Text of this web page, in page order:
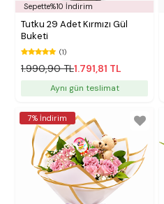
Sepette%10 İndirim
Tutku 29 Adet Kırmızı Gül
Buketi
(1)
1.990,90 TL1.791,81 TL
Aynı gün teslimat
7% İndirim